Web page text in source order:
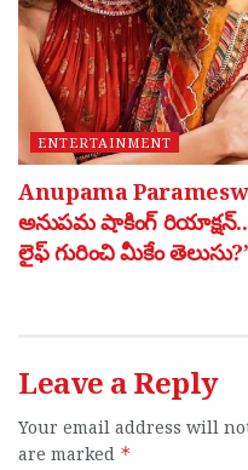
ENTERTAINMENT
Anupama
అనుపమ షాకింగ్
లైఫ్ గురించి మీకేం తెలుసు?’
Leave a Reply
Your email address will
are marked *